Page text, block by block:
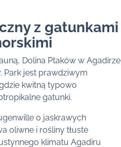
z gatunkami
Dolina Ptaków w Agadirze
Park jest prawdziwym
kwitną typowo
gatunki.
o jaskrawych
oliwne i rośliny tłuste
klimatu Agadiru